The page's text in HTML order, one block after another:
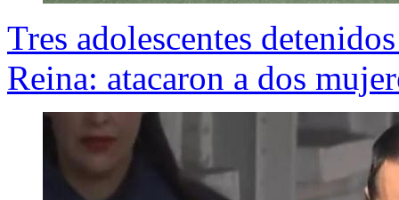
Tres adolescentes
Reina: atacaron a dos